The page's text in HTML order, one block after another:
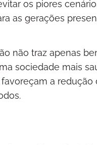
os piores
as gerações
não traz apenas
sociedade mais
a